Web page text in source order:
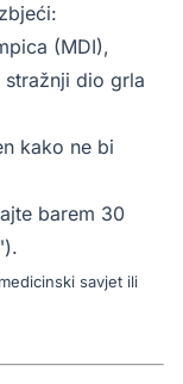
(MDI),
dio grla
kako ne bi
barem 30
savjet ili